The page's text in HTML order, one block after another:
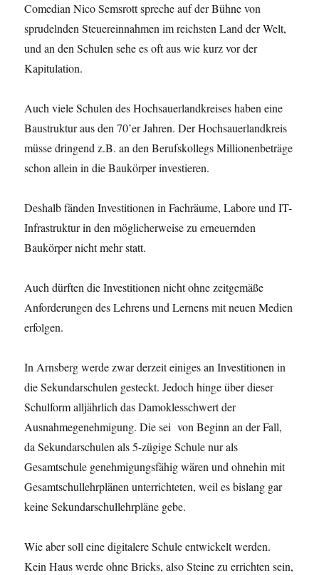
Comedian Nico Semsrott spreche auf der Bühne von
sprudelnden Steuereinnahmen im reichsten Land der Welt,
und an den Schulen sehe es oft aus wie kurz vor der
Kapitulation.
Auch viele Schulen des Hochsauerlandkreises haben eine
Baustruktur aus den 70’er Jahren. Der Hochsauerlandkreis
müsse dringend z.B. an den Berufskollegs Millionenbeträge
schon allein in die Baukörper investieren.
Deshalb fänden Investitionen in Fachräume, Labore und IT-
Infrastruktur in den möglicherweise zu erneuernden
Baukörper nicht mehr statt.
Auch dürften die Investitionen nicht ohne zeitgemäße
Anforderungen des Lehrens und Lernens mit neuen Medien
erfolgen.
In Arnsberg werde zwar derzeit einiges an Investitionen in
die Sekundarschulen gesteckt. Jedoch hinge über dieser
Schulform alljährlich das Damoklesschwert der
Ausnahmegenehmigung. Die sei von Beginn an der Fall,
da Sekundarschulen als 5-zügige Schule nur als
Gesamtschule genehmigungsfähig wären und ohnehin mit
Gesamtschullehrplänen unterrichteten, weil es bislang gar
keine Sekundarschullehrpläne gebe.
Wie aber soll eine digitalere Schule entwickelt werden.
Kein Haus werde ohne Bricks, also Steine zu errichten sein,